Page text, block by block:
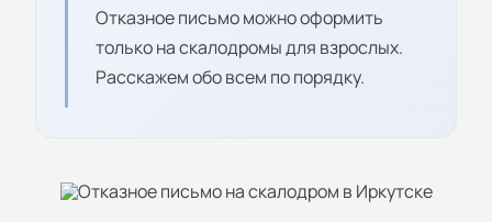
Отказное письмо можно оформить
только на скалодромы для взрослых.
Расскажем обо всем по порядку.